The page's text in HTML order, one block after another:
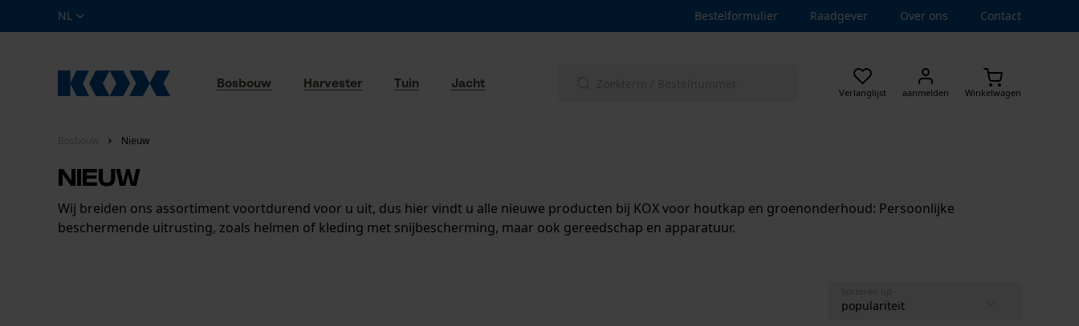
NL Bestelformulier Raadgever Over ons Contact
Verlanglijst aanmelden Winkelwagen
Bosbouw Harvester Tuin Jacht
Nieuw
Nieuw
Wij breiden ons assortiment voortdurend voor u uit, dus hier vindt u alle nieuwe producten bij KOX voor houtkap en groenonderhoud: Persoonlijke
beschermende uitrusting, zoals helmen of kleding met snijbescherming, maar ook gereedschap en apparatuur.